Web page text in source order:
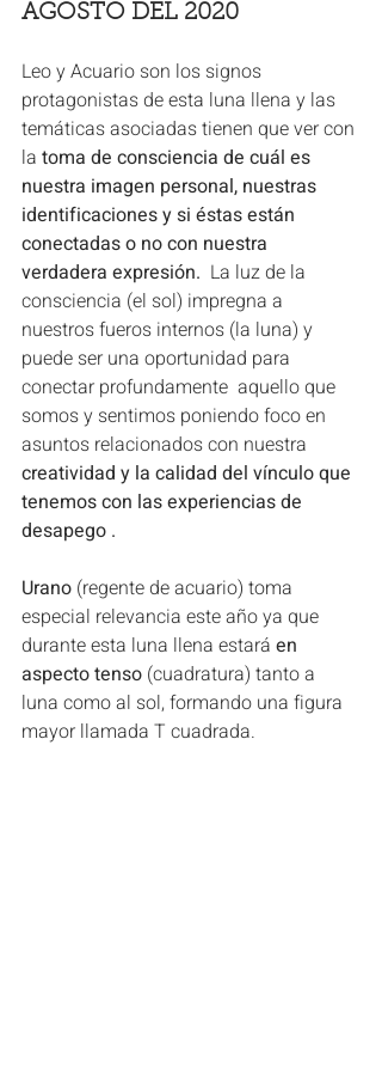
AGOSTO DEL 2020
Leo y Acuario son los signos
protagonistas de esta luna llena y las
temáticas asociadas tienen que ver con
la toma de consciencia de cuál es
nuestra imagen personal, nuestras
identificaciones y si éstas están
conectadas o no con nuestra
verdadera expresión. La luz de la
consciencia (el sol) impregna a
nuestros fueros internos (la luna) y
puede ser una oportunidad para
conectar profundamente  aquello que
somos y sentimos poniendo foco en
asuntos relacionados con nuestra
creatividad y la calidad del vínculo que
tenemos con las experiencias de
desapego .
Urano (regente de acuario) toma
especial relevancia este año ya que
durante esta luna llena estará en
aspecto tenso (cuadratura) tanto a
luna como al sol, formando una figura
mayor llamada T cuadrada.